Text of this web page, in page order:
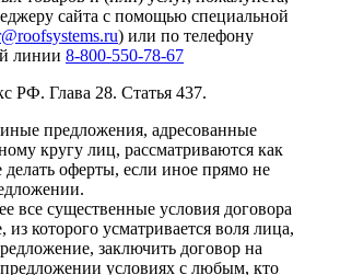
сайта с помощью специальной
) или по телефону
линии 8-800-550-78-67
РФ. Глава 28. Статья 437.
предложения, адресованные
кругу лиц, рассматриваются как
оферты, если иное прямо не
все существенные условия договора
из которого усматривается воля лица,
заключить договор на
условиях с любым, кто